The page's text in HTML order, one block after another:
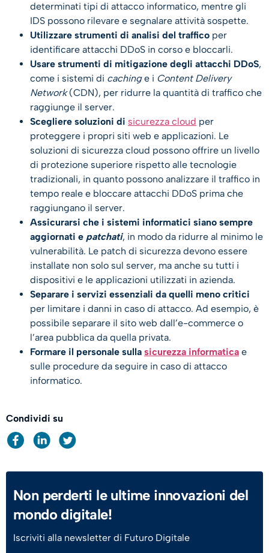
determinati tipi di attacco informatico, mentre gli
IDS possono rilevare e segnalare attività sospette.
Utilizzare strumenti di analisi del traffico per
identificare attacchi DDoS in corso e bloccarli.
Usare strumenti di mitigazione degli attacchi DDoS,
come i sistemi di cachinge i Content Delivery
Network(CDN), per ridurre la quantità di traffico che
raggiunge il server.
Scegliere soluzioni di sicurezza cloud per
proteggere i propri siti web e applicazioni. Le
soluzioni di sicurezza cloud possono offrire un livello
di protezione superiore rispetto alle tecnologie
tradizionali, in quanto possono analizzare il traffico in
tempo reale e bloccare attacchi DDoS prima che
raggiungano il server.
Assicurarsi che i sistemi informatici siano sempre
aggiornati e patchati, in modo da ridurre al minimo le
vulnerabilità. Le patch di sicurezza devono essere
installate non solo sul server, ma anche su tutti i
dispositivi e le applicazioni utilizzati in azienda.
Separare i servizi essenziali da quelli meno critici
per limitare i danni in caso di attacco. Ad esempio, è
possibile separare il sito web dall’e-commerce o
l’area pubblica da quella privata.
Formare il personale sulla sicurezza informatica e
sulle procedure da seguire in caso di attacco
informatico.
Condividi su
Non perderti le ultime innovazioni del
mondo digitale!
Iscriviti alla newsletter di Futuro Digitale